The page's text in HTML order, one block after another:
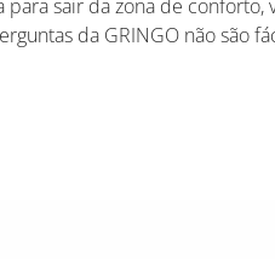
para sair da zona de
da GRINGO não são